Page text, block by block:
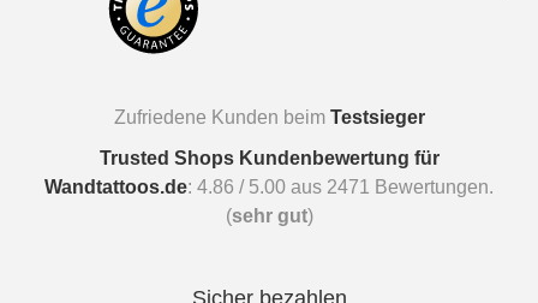
Zufriedene Kunden beim Testsieger
Trusted Shops Kundenbewertung für
Wandtattoos.de: 4.86 / 5.00 aus 2471
Bewertungen.
(sehr gut)
Sicher bezahlen